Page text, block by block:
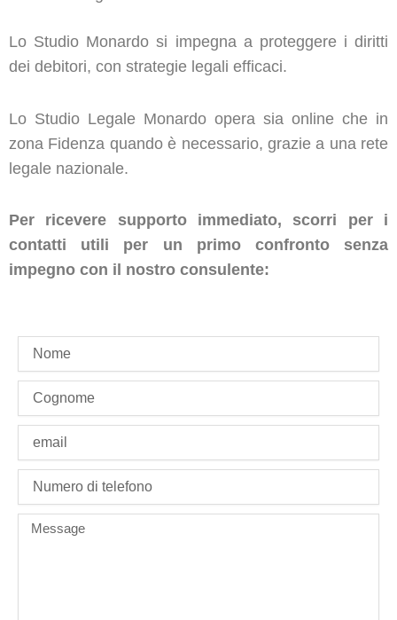
Lo Studio Monardo si impegna a proteggere i diritti
dei debitori, con strategie legali efficaci.
Lo Studio Legale Monardo opera sia online che in
zona Fidenza quando è necessario, grazie a una rete
legale nazionale.
Per ricevere supporto immediato, scorri per i
contatti utili per un primo confronto senza
impegno con il nostro consulente:
Message